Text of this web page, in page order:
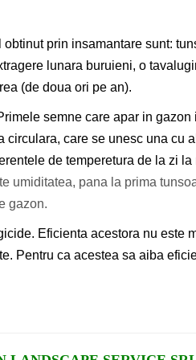
prin insamantare sunt:
lunara buruieni, o
(de doua ori pe an).
semne care apar in
care se unesc una cu
de temperetura de la zi la
umiditatea, pana la prima
gazon.
Eficienta acestora nu este
Pentru ca acestea sa aiba